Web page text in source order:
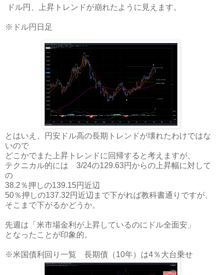
ドル円、上昇トレンドが崩れたように見えます。
※ドル円日足
とはいえ、円安ドル高の長期トレンドが壊れたわけではな
いので
どこかでまた上昇トレンドに回帰すると考えますが、
テクニカル的には 3/24の129.63円からの上昇幅に対して
の
38.2％押しの139.15円近辺
50％押しの137.32円近辺まで下がれば教科書通りですが、
そこまで下がるかどうか。
先週は「米市場金利が上昇しているのにドル全面安」
となったことが印象的。
※米国債利回り一覧 長期債（10年）は4％大台乗せ